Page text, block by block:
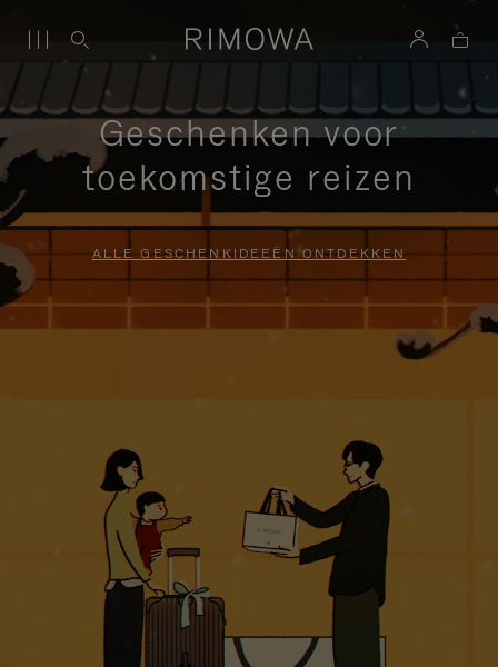
Geschenken voor
toekomstige reizen
ALLE GESCHENKIDEEËN ONTDEKKEN